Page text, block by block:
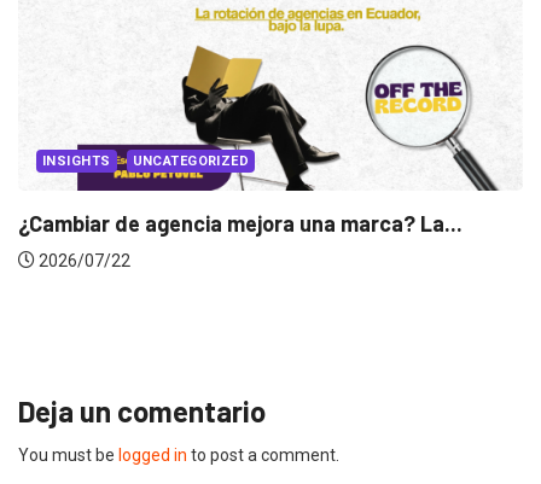
Deja un comentario
You must be logged in to post a comment.